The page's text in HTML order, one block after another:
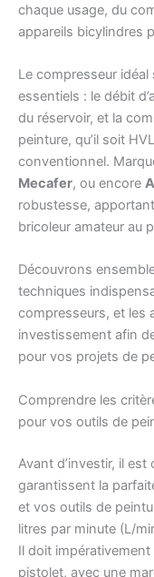
chaque usage, du
appareils bicylindres
Le compresseur
essentiels : le débit
du réservoir, et la
peinture, qu’il soit
conventionnel.
Mecafer, ou encore
robustesse,
bricoleur amateur au
Découvrons
techniques
compresseurs, et les
investissement afin
pour vos projets de
Comprendre les
pour vos outils de
Avant d’investir, il est
garantissent la
et vos outils de
litres par minute (L/
Il doit
pistolet, avec une